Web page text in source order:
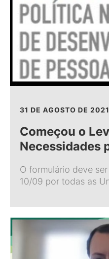
31 DE AGOSTO DE 2021
Começou o
Necessidades
O formulário deve
10/09 por todas as